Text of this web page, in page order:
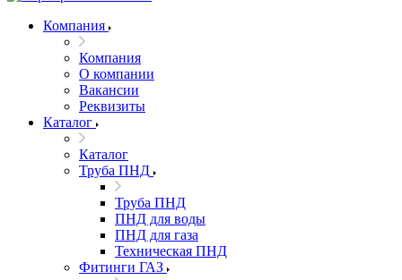
Компания
Компания
О компании
Вакансии
Реквизиты
Каталог
Каталог
Труба ПНД
Труба ПНД
ПНД для воды
ПНД для газа
Техническая ПНД
Фитинги ГАЗ